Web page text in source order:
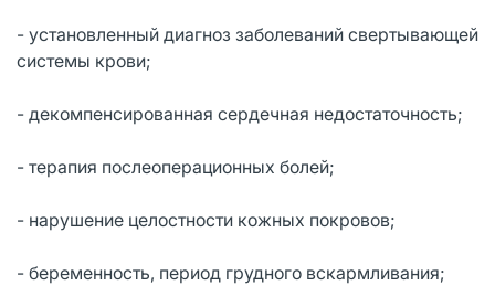
- установленный диагноз заболеваний свертывающей
системы крови;
- декомпенсированная сердечная недостаточность;
- терапия послеоперационных болей;
- нарушение целостности кожных покровов;
- беременность, период грудного вскармливания;